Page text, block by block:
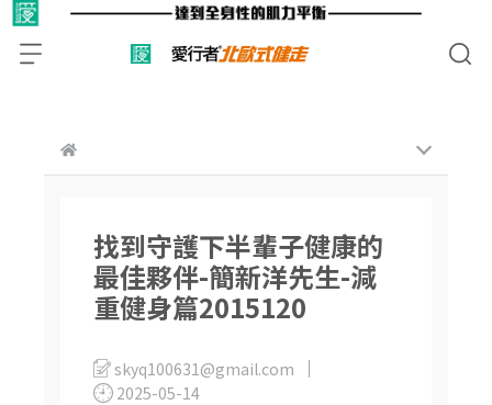
找到守護下半輩子健康的
最佳夥伴-簡新洋先生-減
重健身篇2015120
skyq100631@gmail.com
2025-05-14